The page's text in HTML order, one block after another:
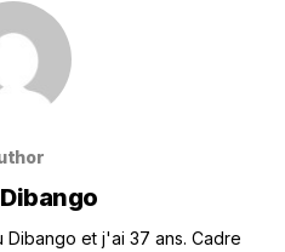
et j'ai 37 ans. Cadre